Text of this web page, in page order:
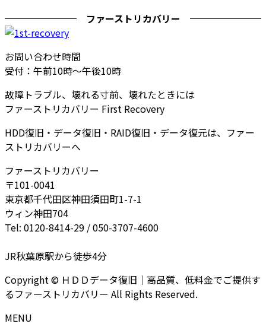
ファーストリカバリー
お問い合わせ時間
受付：午前10時～午後10時
故障トラブル、壊れる寸前、壊れたときには
ファーストリカバリー First Recovery
HDD復旧・データ復旧・RAID復旧・データ復元は、ファー
ストリカバリーへ
ファーストリカバリー
〒101-0041
東京都千代田区神田須田町1-7-1
ウィン神田704
Tel: 0120-8414-29 / 050-3707-4600
JR秋葉原駅から徒歩4分
Copyright © ＨＤＤデータ復旧｜高品質、低料金でご提供す
るファーストリカバリー All Rights Reserved.
MENU